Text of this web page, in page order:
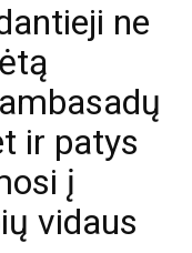
ne
ir patys
į
vidaus